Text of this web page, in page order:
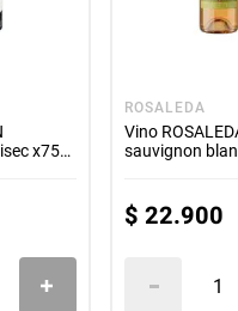
x750
ROSALEDA
Vino
sauvignon
$ 22.900